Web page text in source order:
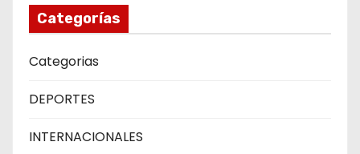
Categorías
Categorias
DEPORTES
INTERNACIONALES